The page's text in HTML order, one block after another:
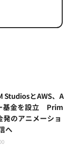
StudiosとAWS、A
基金を設立 Prim
発のアニメーショ
へ